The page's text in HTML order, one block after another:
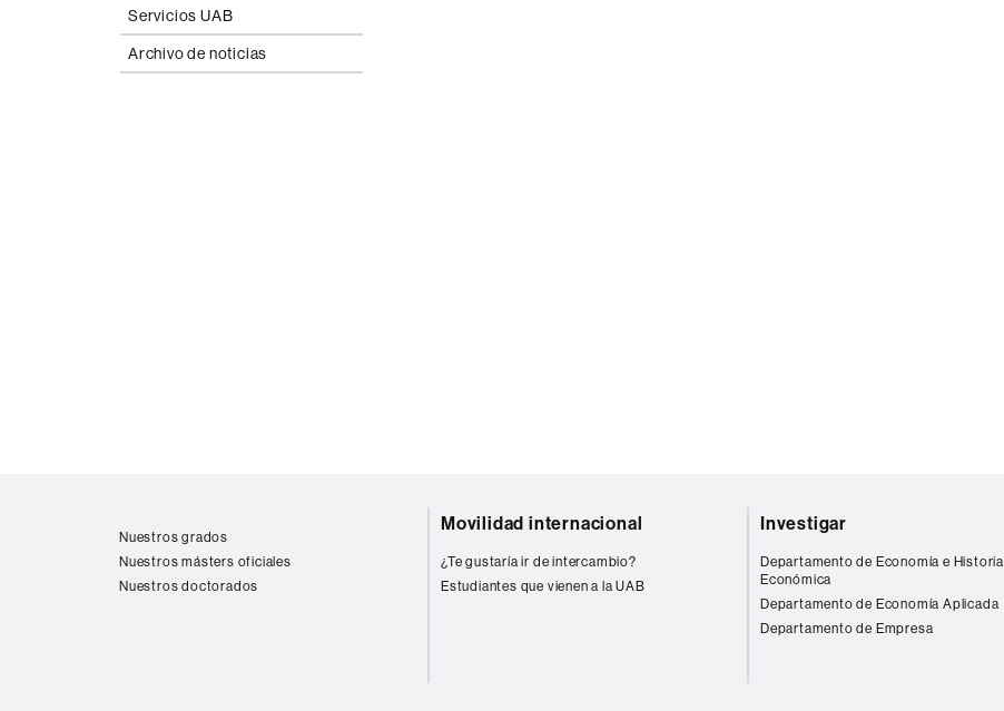
Servicios UAB
Archivo de noticias
Nuestros grados
Nuestros másters oficiales
Nuestros doctorados
Movilidad internacional
¿Te gustaría ir de intercambio?
Estudiantes que vienen a la UAB
Investigar
Departamento de Economía e Historia
Económica
Departamento de Economía Aplicada
Departamento de Empresa